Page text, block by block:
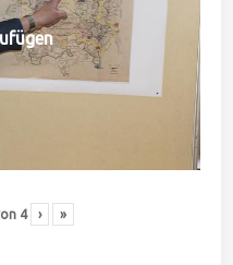
4 › »